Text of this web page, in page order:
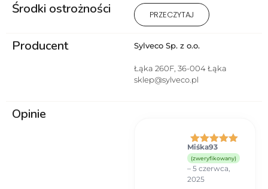
Środki ostrożności
1) Produkt wyłącznie do użytku
zewnętrznego. 2 ) Stosować
sposobem użycia. 3) Nie
podrażnioną skórę. 4) W
przypadku wystąpienia
dzieci. 6) Przeciwwskazania –
uczulenie na którykolwiek ze
składników produktu.
PRZECZYTAJ
Producent Sylveco Sp. z o.o.
Łąka 260F, 36-004 Łąka
sklep@sylveco.pl
Opinie
Oceniono
na 5
Miśka93
(zweryfikowany)
– 5 czerwca,
2025